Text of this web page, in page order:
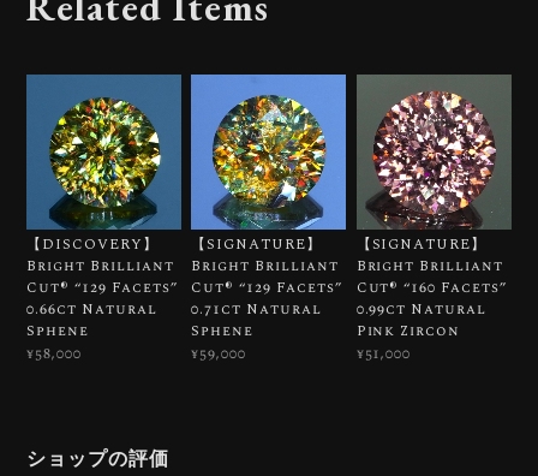
【DISCOVERY】
Bright Brilliant
Cut®︎ “129 Facets”
0.66ct Natural
Sphene
¥58,000
【SIGNATURE】
Bright Brilliant
Cut®︎ “129 Facets”
0.71ct Natural
Sphene
¥59,000
【SIGNATURE】
Bright Brilliant
Cut®︎ “160 Facets”
0.99ct Natural
Pink Zircon
¥51,000
ショップの評価